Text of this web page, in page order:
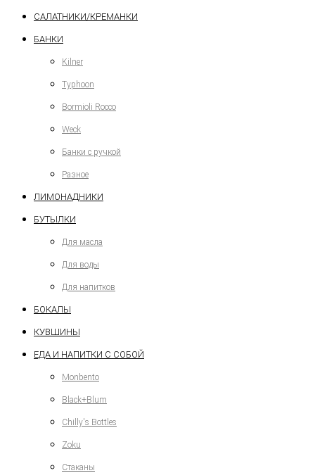
САЛАТНИКИ/КРЕМАНКИ
БАНКИ
Kilner
Typhoon
Bormioli Rocco
Weck
Банки с ручкой
Разное
ЛИМОНАДНИКИ
БУТЫЛКИ
Для масла
Для воды
Для напитков
БОКАЛЫ
КУВШИНЫ
ЕДА И НАПИТКИ С СОБОЙ
Monbento
Black+Blum
Chilly's Bottles
Zoku
Стаканы